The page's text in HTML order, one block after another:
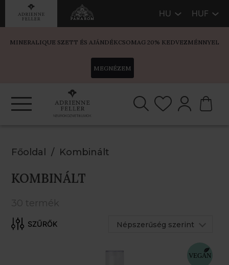
HU HUF
MINERALIQUE SZETT ÉS AJÁNDÉKCSOMAG 20% KEDVEZMÉNNYEL
MEGNÉZEM
Főoldal Kombinált
KOMBINÁLT
30 termék
Népszerűség szerint